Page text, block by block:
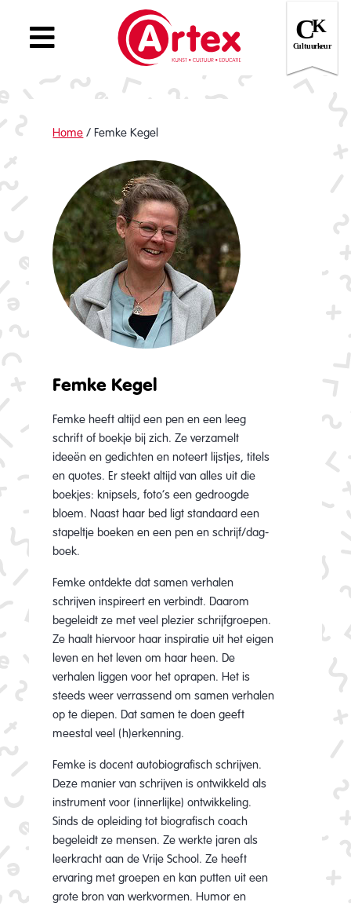
Home /Femke Kegel
Femke Kegel
Femke heeft altijd een pen en een leeg
schrift of boekje bij zich. Ze verzamelt
ideeën en gedichten en noteert lijstjes, titels
en quotes. Er steekt altijd van alles uit die
boekjes: knipsels, foto’s een gedroogde
bloem. Naast haar bed ligt standaard een
stapeltje boeken en een pen en schrijf/dag-
boek.
Femke ontdekte dat samen verhalen
schrijven inspireert en verbindt. Daarom
begeleidt ze met veel plezier schrijfgroepen.
Ze haalt hiervoor haar inspiratie uit het eigen
leven en het leven om haar heen. De
verhalen liggen voor het oprapen. Het is
steeds weer verrassend om samen verhalen
op te diepen. Dat samen te doen geeft
meestal veel (h)erkenning.
Femke is docent autobiografisch schrijven.
Deze manier van schrijven is ontwikkeld als
instrument voor (innerlijke) ontwikkeling.
Sinds de opleiding tot biografisch coach
begeleidt ze mensen. Ze werkte jaren als
leerkracht aan de Vrije School. Ze heeft
ervaring met groepen en kan putten uit een
grote bron van werkvormen. Humor en